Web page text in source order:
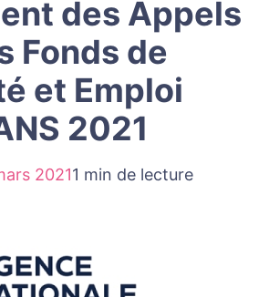
des Appels
Fonds de
et Emploi
2021
20211 min de lecture